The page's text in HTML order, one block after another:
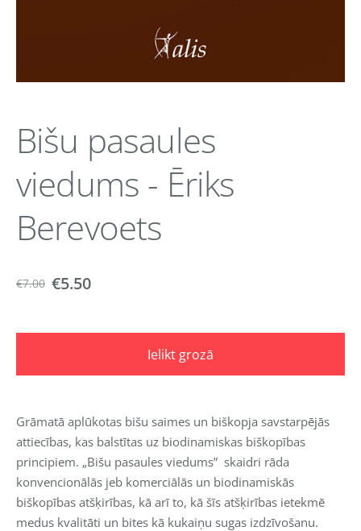
Bišu pasaules
viedums - Ēriks
Berevoets
€7.00 €5.50
Ielikt grozā
Grāmatā aplūkotas bišu saimes un biškopja savstarpējās
attiecības, kas balstītas uz biodinamiskas biškopības
principiem. „Bišu pasaules viedums” skaidri rāda
konvencionālās jeb komerciālās un biodinamiskās
biškopības atšķirības, kā arī to, kā šīs atšķirības ietekmē
medus kvalitāti un bites kā kukaiņu sugas izdzīvošanu.